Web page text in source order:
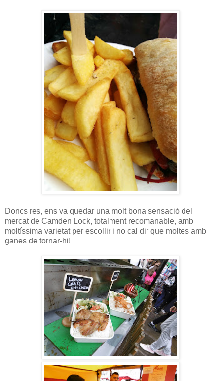
Doncs res, ens va quedar una molt bona sensació del
mercat de Camden Lock, totalment recomanable, amb
moltíssima varietat per escollir i no cal dir que moltes amb
ganes de tornar-hi!